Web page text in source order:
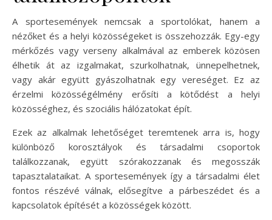
A sportesemények nemcsak a sportolókat, hanem a
nézőket és a helyi közösségeket is összehozzák. Egy-egy
mérkőzés vagy verseny alkalmával az emberek közösen
élhetik át az izgalmakat, szurkolhatnak, ünnepelhetnek,
vagy akár együtt gyászolhatnak egy vereséget. Ez az
érzelmi közösségélmény erősíti a kötődést a helyi
közösséghez, és szociális hálózatokat épít.
Ezek az alkalmak lehetőséget teremtenek arra is, hogy
különböző korosztályok és társadalmi csoportok
találkozzanak, együtt szórakozzanak és megosszák
tapasztalataikat. A sportesemények így a társadalmi élet
fontos részévé válnak, elősegítve a párbeszédet és a
kapcsolatok építését a közösségek között.